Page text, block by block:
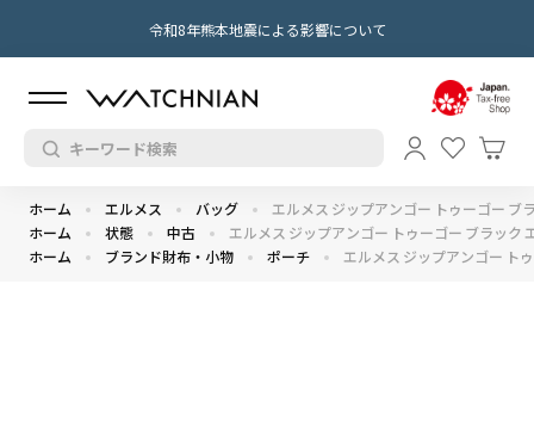
令和8年熊本地震による影響について
ホーム エルメス バッグ
エルメス ジップアンゴー トゥーゴー ブ
ホーム
状態 中古
エルメス ジップアンゴー トゥーゴー ブラック
ホーム
ブランド財布・小物 ポーチ エルメス ジップアンゴー ト